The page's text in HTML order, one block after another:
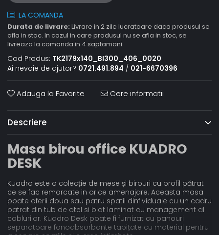
LA COMANDA
Durata de livrare: Livrare in 2 zile lucratoare daca produsul se
afla in stoc. In cazul in care produsul nu se afla in stoc, se
livreaza la comanda in 4 saptamani.
Cod Produs: TK2179x140_BI300_406_0020
Ai nevoie de ajutor? 0721.491.894 / 021-6670396
Adauga la Favorite Cere informatii
Descriere
Masa birou office KUADRO
DESK
Kuadro este o colecție de mese și birouri cu profil pătrat
ce se fac remarcate in orice amenajare. Aceasta masa
poate oferii doua sau patru spatii dinfividuale cu un cadru
patrat din tub de otel si blat laminat cu management al
cablurilor. Kuadro Desk poate fi furnizat cu panouri
separatoare fonoabsorbante tapițate cu material pentru